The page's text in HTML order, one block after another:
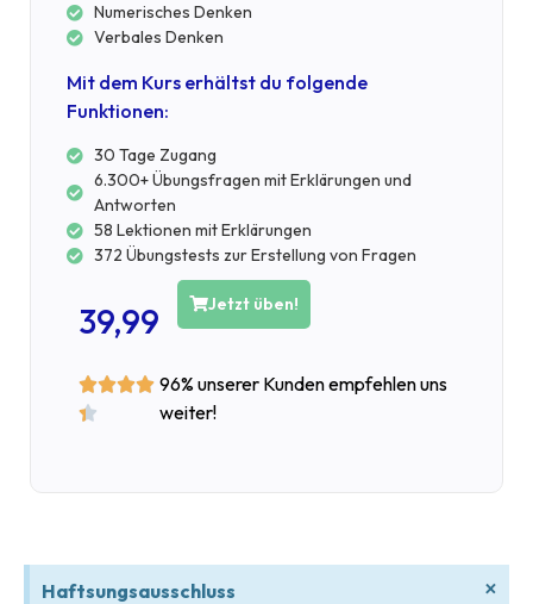
Numerisches Denken
Verbales Denken
Mit dem Kurs erhältst du folgende
Funktionen:
30 Tage Zugang
6.300+ Übungsfragen mit Erklärungen und
Antworten
58 Lektionen mit Erklärungen
372 Übungstests zur Erstellung von Fragen
39,99 Jetzt üben!


96% unserer Kunden empfehlen uns
weiter!
Haftsungsausschluss ×